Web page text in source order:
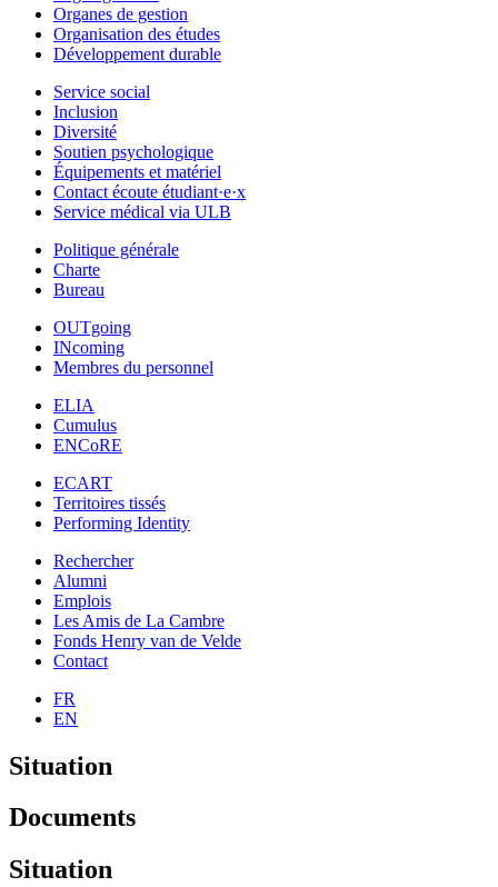
Organes de gestion
Organisation des études
Développement durable
Service social
Inclusion
Diversité
Soutien psychologique
Équipements et matériel
Contact écoute étudiant·e·x
Service médical via ULB
Politique générale
Charte
Bureau
OUTgoing
INcoming
Membres du personnel
ELIA
Cumulus
ENCoRE
ECART
Territoires tissés
Performing Identity
Rechercher
Alumni
Emplois
Les Amis de La Cambre
Fonds Henry van de Velde
Contact
FR
EN
Situation
Documents
Situation